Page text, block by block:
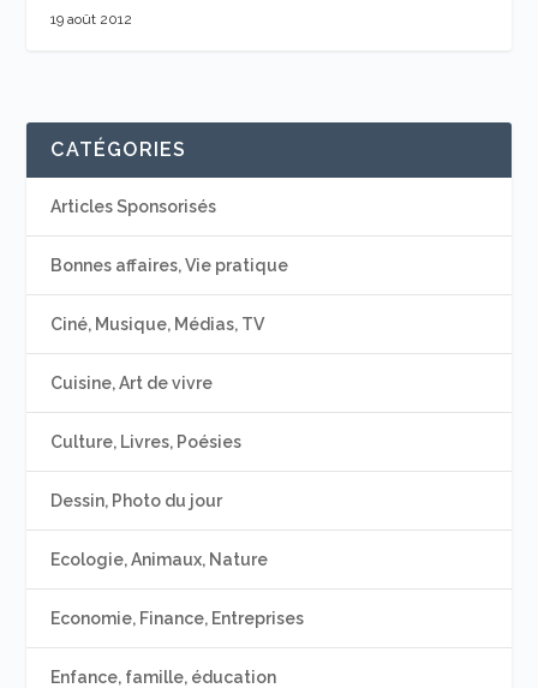
19 août 2012
CATÉGORIES
Articles Sponsorisés
Bonnes affaires, Vie pratique
Ciné, Musique, Médias, TV
Cuisine, Art de vivre
Culture, Livres, Poésies
Dessin, Photo du jour
Ecologie, Animaux, Nature
Economie, Finance, Entreprises
Enfance, famille, éducation